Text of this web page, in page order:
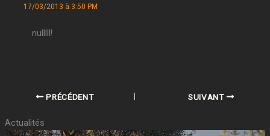
17/03/2013 à 3:50 PM
nulllll!
PRÉCÉDENT SUIVANT
Actualités